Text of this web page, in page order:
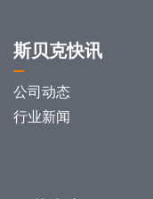
斯贝克快讯
公司动态
行业新闻